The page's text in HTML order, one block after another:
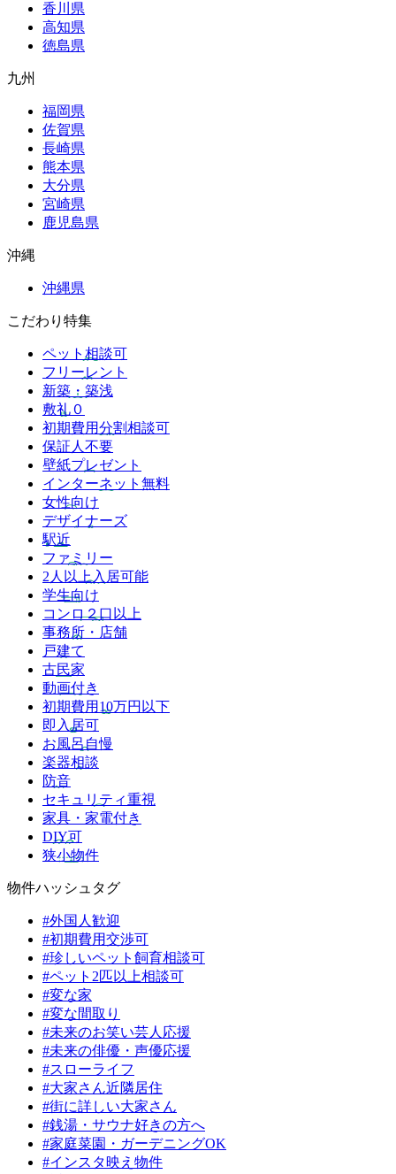
香川県
高知県
徳島県
九州
福岡県
佐賀県
長崎県
熊本県
大分県
宮崎県
鹿児島県
沖縄
沖縄県
こだわり特集
ペット相談可
フリーレント
新築・築浅
敷礼０
初期費用分割相談可
保証人不要
壁紙プレゼント
インターネット無料
女性向け
デザイナーズ
駅近
ファミリー
2人以上入居可能
学生向け
コンロ２口以上
事務所・店舗
戸建て
古民家
動画付き
初期費用10万円以下
即入居可
お風呂自慢
楽器相談
防音
セキュリティ重視
家具・家電付き
DIY可
狭小物件
物件ハッシュタグ
#外国人歓迎
#初期費用交渉可
#珍しいペット飼育相談可
#ペット2匹以上相談可
#変な家
#変な間取り
#未来のお笑い芸人応援
#未来の俳優・声優応援
#スローライフ
#大家さん近隣居住
#街に詳しい大家さん
#銭湯・サウナ好きの方へ
#家庭菜園・ガーデニングOK
#インスタ映え物件